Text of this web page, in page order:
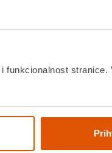
stranice.
slobodno mapirati na